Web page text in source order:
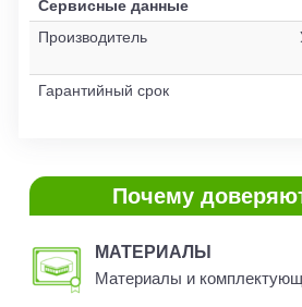
Сервисные данные
Производитель
Гарантийный срок
Почему
МАТЕРИАЛЫ
Материалы и